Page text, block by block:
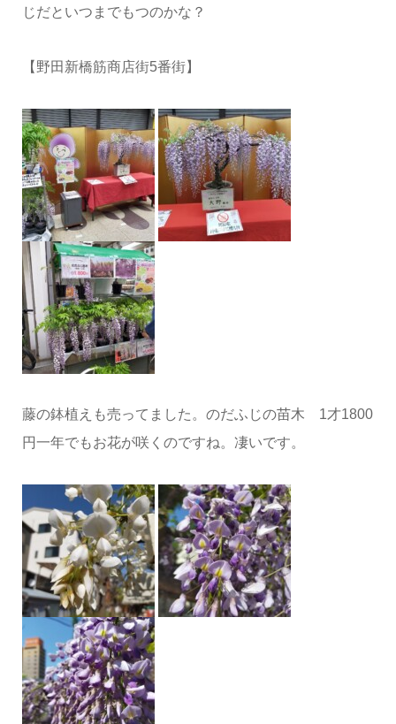
じだといつまでもつのかな？
【野田新橋筋商店街5番街】
藤の鉢植えも売ってました。のだふじの苗木 1才1800
円一年でもお花が咲くのですね。凄いです。